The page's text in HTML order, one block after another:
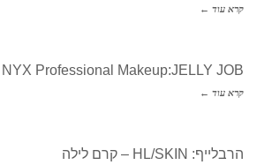
קרא עוד ←
NYX Professional Makeup:JELLY JOB
קרא עוד ←
הרבלייף: HL/SKIN – קרם לילה